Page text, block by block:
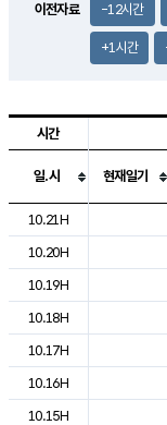
이전자료 -12시간
+1시간
도시별 기상실황표로
시간
일.시 현재일기
10.21H
10.20H
10.19H
10.18H
10.17H
10.16H
10.15H